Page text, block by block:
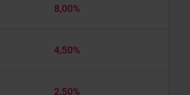
8,00%
4,50%
2,50%